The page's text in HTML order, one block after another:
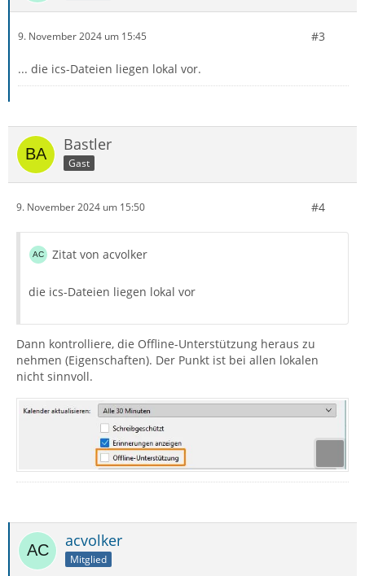
9. November 2024 um 15:45 #3
... die ics-Dateien liegen lokal vor.
Bastler
Gast
9. November 2024 um 15:50 #4
Zitat von acvolker
die ics-Dateien liegen lokal vor
Dann kontrolliere, die Offline-Unterstützung heraus zu
nehmen (Eigenschaften). Der Punkt ist bei allen lokalen
nicht sinnvoll.
acvolker
Mitglied